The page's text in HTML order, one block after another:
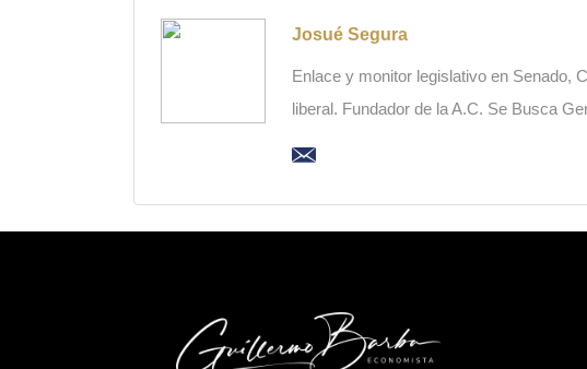
Josué Segura
Enlace y monitor legislativo en Senado,
liberal. Fundador de la A.C. Se Busca